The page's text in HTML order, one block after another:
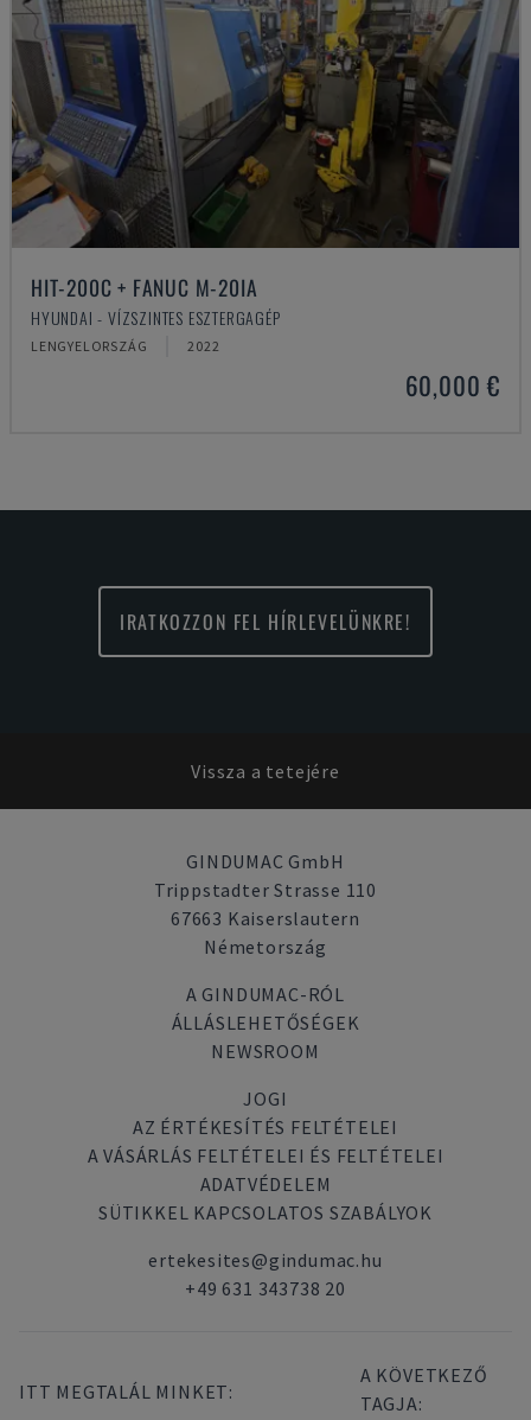
HIT-200C + FANUC M-20IA
HYUNDAI - VÍZSZINTES ESZTERGAGÉP
LENGYELORSZÁG 2022
60,000 €
IRATKOZZON FEL HÍRLEVELÜNKRE!
Vissza a tetejére
GINDUMAC GmbH
Trippstadter Strasse 110
67663 Kaiserslautern
Németország
A GINDUMAC-RÓL
ÁLLÁSLEHETŐSÉGEK
NEWSROOM
JOGI
AZ ÉRTÉKESÍTÉS FELTÉTELEI
A VÁSÁRLÁS FELTÉTELEI ÉS FELTÉTELEI
ADATVÉDELEM
SÜTIKKEL KAPCSOLATOS SZABÁLYOK
ertekesites@gindumac.hu
+49 631 343738 20
ITT MEGTALÁL MINKET:
A KÖVETKEZŐ
TAGJA: